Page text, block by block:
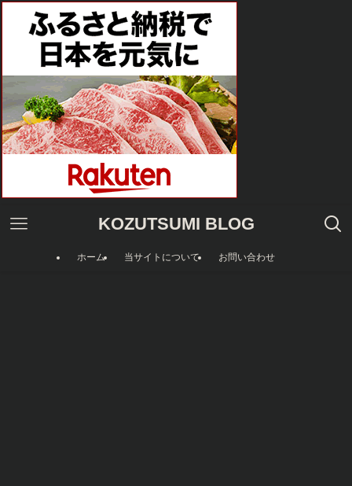
KOZUTSUMI BLOG
ホーム 当サイトについて お問い合わせ